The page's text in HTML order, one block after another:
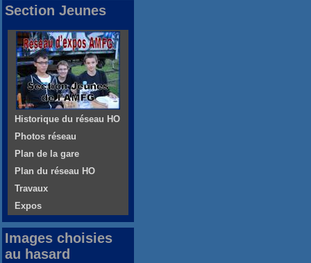
Section Jeunes
Historique du réseau HO
Photos réseau
Plan de la gare
Plan du réseau HO
Travaux
Expos
Images choisies
au hasard